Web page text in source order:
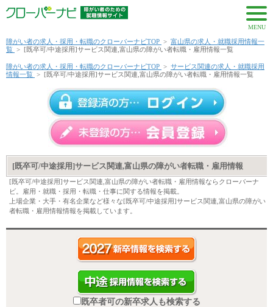
MENU
障がい者の求人・採用・転職のクローバーナビTOP > 富山県の求人・就職採用情報一
覧 > [既卒可/中途採用]サービス関連,富山県の障がい者転職・雇用情報一覧
障がい者の求人・採用・転職のクローバーナビTOP > サービス関連の求人・就職採用
情報一覧 > [既卒可/中途採用]サービス関連,富山県の障がい者転職・雇用情報一覧
[既卒可/中途採用]サービス関連,富山県の障がい者転職・雇用情報
[既卒可/中途採用]サービス関連,富山県の障がい者転職・雇用情報ならクローバーナ
ビ。雇用・就職・採用・転職・仕事に関する情報を掲載。
上場企業・大手・有名企業など様々な[既卒可/中途採用]サービス関連,富山県の障がい
者転職・雇用情報情報を掲載しています。
既卒者可の新卒求人も検索する